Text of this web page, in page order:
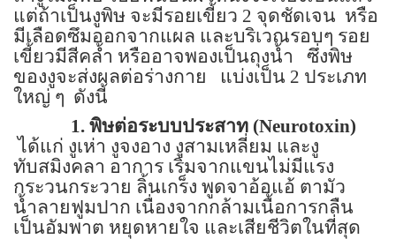
แต่ถ้าเป็นงูพิษ จะมีรอยเขี้ยว 2 จุดชัดเจน หรือ
มีเลือดซึมออกจากแผล และบริเวณรอบๆ รอย
เขี้ยวมีสีคล้ำ หรืออาจพองเป็นถุงน้ำ
ซึ่งพิษ
ของงูจะส่งผลต่อร่างกาย
แบ่งเป็น 2 ประเภท
ใหญ่ ๆ ดังนี้
1. พิษต่อระบบประสาท (Neurotoxin)
ได้แก่ งูเห่า งูจงอาง งูสามเหลี่ยม และงู
ทับสมิงคลา อาการ เริ่มจากแขนไม่มีแรง
กระวนกระวาย ลิ้นเกร็ง พูดจาอ้อแอ้ ตามัว
น้ำลายฟูมปาก เนื่องจากกล้ามเนื้อการกลืน
เป็นอัมพาต หยุดหายใจ และเสียชีวิตในที่สุด